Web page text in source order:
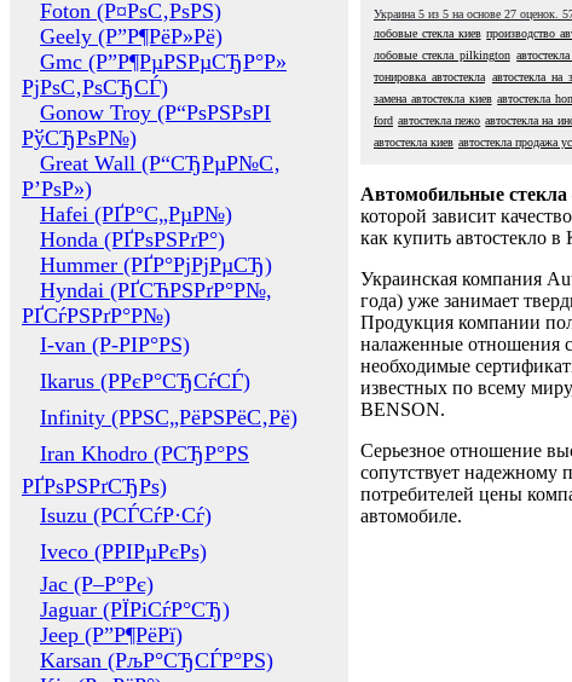
Foton (Р¤РѕС‚РѕРЅ)
Geely (Р”Р¶РёР»Рё)
Gmc (Р”Р¶РµРЅРµСЂР°Р»
РјРѕС‚РѕСЂСЃ)
Gonow Troy (Р“РѕРЅРѕРІ
РўСЂРѕР№)
Great Wall (Р“СЂРµР№С‚
Р’РѕР»)
Hafei (РҐР°С„РµР№)
Honda (РҐРѕРЅРґР°)
Hummer (РҐР°РјРјРµСЂ)
Hyndai (РҐСЋРЅРґР°Р№,
РҐСѓРЅРґР°Р№)
I-van (Р-РІР°РЅ)
Ikarus (РРєР°СЂСѓСЃ)
Infinity (РРЅС„РёРЅРёС‚Рё)
Iran Khodro (РСЂР°РЅ
РҐРѕРЅРґСЂРѕ)
Isuzu (РСЃСѓР·Сѓ)
Iveco (РРІРµРєРѕ)
Jac (Р–Р°Рє)
Jaguar (РЇРіСѓР°СЂ)
Jeep (Р”Р¶РёРї)
Karsan (РљР°СЂСЃР°РЅ)
Украина 5 из 5 на основе 27 оценок.
лобовые стекла киев производство
лобовые стекла pilkington
тонировка автостекла автостекла на
замена автостекла киев автостекла
ford автостекла пежо автостекла на
автостекла киев автостекла продажа
Автомобильные стекла
которой зависит
как купить автостекло
Украинская компания
года) уже занимает
Продукция компании
налаженные отношения
необходимые
известных по всему
BENSON.
Серьезное отношение
сопутствует надежному
потребителей цены
автомобиле.